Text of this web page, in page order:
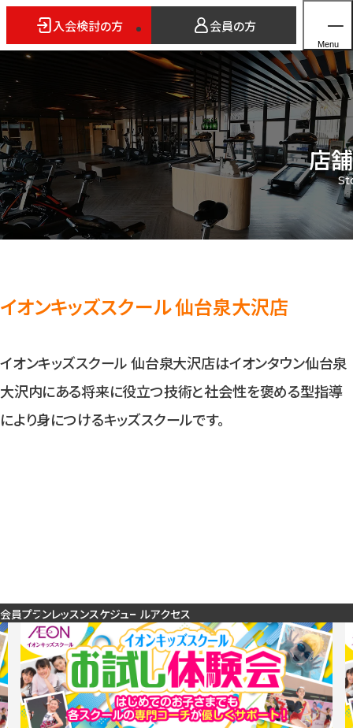
入会検討の方 会員の方
Menu
ホーム
店舗検索
5つのスタイル
3FITとは
入会検討の方
公式SNSアカウント
店
イオンキッズスクール 仙台泉大沢店
イオンキッズスクール 仙台泉大沢店はイオンタウン仙台泉
大沢内にある将来に役立つ技術と社会性を褒める型指導
により身につけるキッズスクールです。
会員プランレッスンスケジュールアクセス